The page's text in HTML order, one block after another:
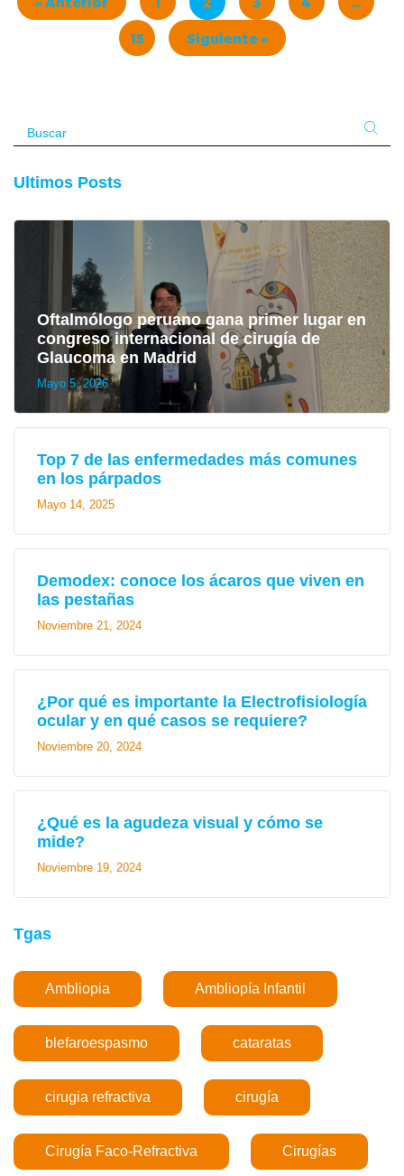
15 Siguiente »
Ultimos Posts
Oftalmólogo peruano gana primer lugar en
congreso internacional de cirugía de
Glaucoma en Madrid
Mayo 5, 2026
Top 7 de las enfermedades más comunes
en los párpados
Mayo 14, 2025
Demodex: conoce los ácaros que viven en
las pestañas
Noviembre 21, 2024
¿Por qué es importante la Electrofisiología
ocular y en qué casos se requiere?
Noviembre 20, 2024
¿Qué es la agudeza visual y cómo se
mide?
Noviembre 19, 2024
Tgas
Ambliopia Ambliopía Infantil
blefaroespasmo cataratas
cirugia refractiva cirugía
Cirugía Faco-Refractiva Cirugías